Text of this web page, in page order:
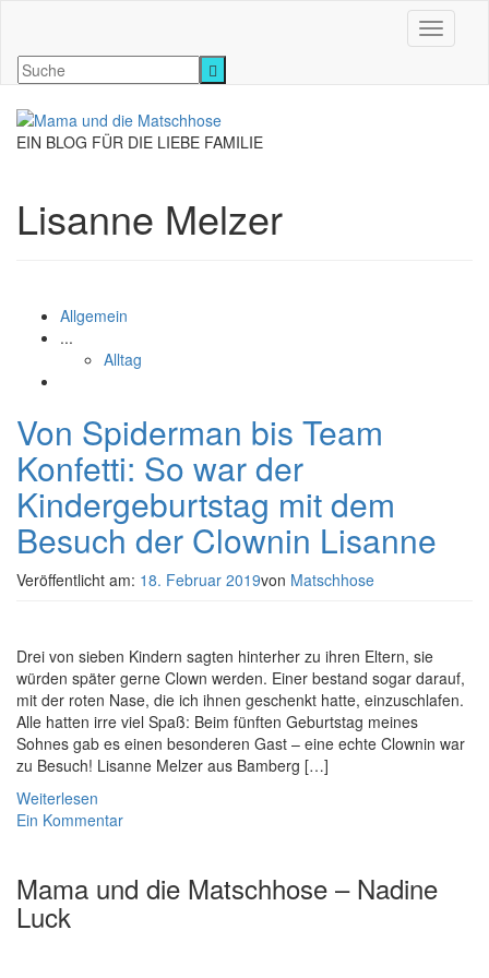
EIN BLOG FÜR DIE LIEBE FAMILIE
Lisanne Melzer
Allgemein
...
Alltag
Von Spiderman bis Team
Konfetti: So war der
Kindergeburtstag mit dem
Besuch der Clownin Lisanne
Veröffentlicht am: 18. Februar 2019von Matschhose
Drei von sieben Kindern sagten hinterher zu ihren Eltern, sie
würden später gerne Clown werden. Einer bestand sogar darauf,
mit der roten Nase, die ich ihnen geschenkt hatte, einzuschlafen.
Alle hatten irre viel Spaß: Beim fünften Geburtstag meines
Sohnes gab es einen besonderen Gast – eine echte Clownin war
zu Besuch! Lisanne Melzer aus Bamberg […]
Weiterlesen
Ein Kommentar
Mama und die Matschhose – Nadine
Luck